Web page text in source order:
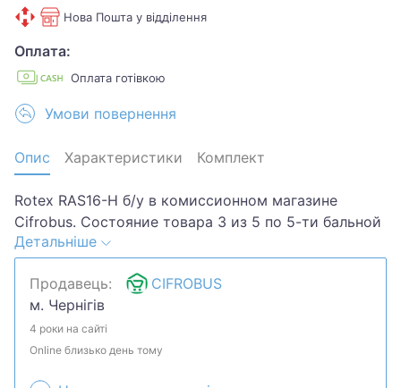
Нова Пошта у відділення
Оплата:
Оплата готівкою
Умови повернення
Опис Характеристики Комплект
Rotex RAS16-H б/у в комиссионном магазине
Cifrobus. Состояние товара 3 из 5 по 5-ти бальной
системе. Примечание: Царапины,потертости,скол
стеклянной трубки одного из нагревательных
элементов. Комплектация товара:
Документы.Хотите скидку? Давайте обсудим.
Предложите свою цену и мы посмотрим, что
сможем сделать.Уточняйте наличие и
Детальніше
Продавець:
CIFROBUS
м. Чернігів
4 роки на сайті
Online близько день тому